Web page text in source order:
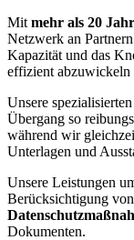
Mit mehr als 20
Netzwerk an
Kapazität und das
effizient abzuwickeln
Unsere
Übergang so
während wir
Unterlagen und
Unsere Leistungen
Berücksichtigung von
Dokumenten.